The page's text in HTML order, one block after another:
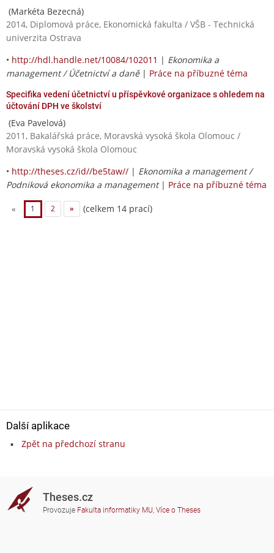
(Markéta Bezecná)
2014, Diplomová práce, Ekonomická fakulta / VŠB - Technická
univerzita Ostrava
• http://hdl.handle.net/10084/102011 | Ekonomika a
management / Účetnictví a daně| Práce na příbuzné téma
Specifika vedení účetnictví u příspěvkové organizace s ohledem na
účtování DPH ve školství
(Eva Pavelová)
2011, Bakalářská práce, Moravská vysoká škola Olomouc /
Moravská vysoká škola Olomouc
• http://theses.cz/id//be5taw// | Ekonomika a management /
Podniková ekonomika a management| Práce na příbuzné téma
« 1 2 » (celkem 14 prací)
Další aplikace
Zpět na předchozí stranu
Theses.cz
Provozuje Fakulta informatiky MU, Více o Theses